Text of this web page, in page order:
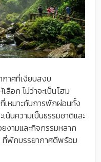
กาศที่เงียบสงบ
ลือก ไม่ว่าจะเป็นโฮม
หมาะกับการพักผ่อนทั้ง
น้นความเป็นธรรมชาติและ
งามและกิจกรรมหลาก
ที่พักบรรยากาศดีพร้อม